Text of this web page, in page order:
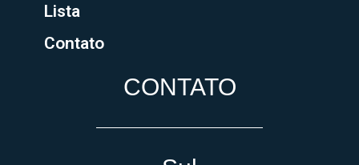
Lista
Contato
CONTATO